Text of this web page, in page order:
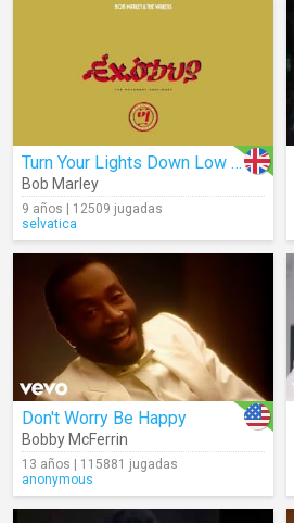
Turn Your Lights Down Low (Audio)
Bob Marley
9 años | 12509 jugadas
selvatica
Don't Worry Be Happy
Bobby McFerrin
13 años | 115881 jugadas
anonymous